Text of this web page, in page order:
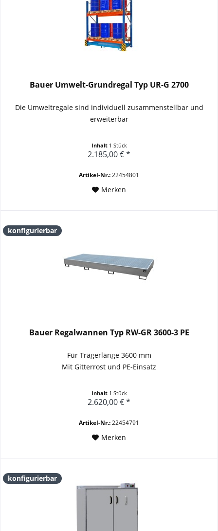
Bauer Umwelt-Grundregal Typ UR-G 2700
Die Umweltregale sind individuell zusammenstellbar und
erweiterbar
Inhalt 1 Stück
2.185,00 € *
Artikel-Nr.:22454801
Merken
konfigurierbar
Bauer Regalwannen Typ RW-GR 3600-3 PE
Für Trägerlänge 3600 mm
Mit Gitterrost und PE-Einsatz
Inhalt 1 Stück
2.620,00 € *
Artikel-Nr.:22454791
Merken
konfigurierbar